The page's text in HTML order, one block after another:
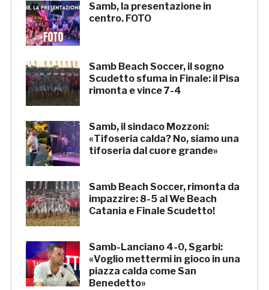
Samb, la presentazione in
centro. FOTO
Samb Beach Soccer, il sogno
Scudetto sfuma in Finale: il Pisa
rimonta e vince 7-4
Samb, il sindaco Mozzoni:
«Tifoseria calda? No, siamo una
tifoseria dal cuore grande»
Samb Beach Soccer, rimonta da
impazzire: 8-5 al We Beach
Catania e Finale Scudetto!
Samb-Lanciano 4-0, Sgarbi:
«Voglio mettermi in gioco in una
piazza calda come San
Benedetto»